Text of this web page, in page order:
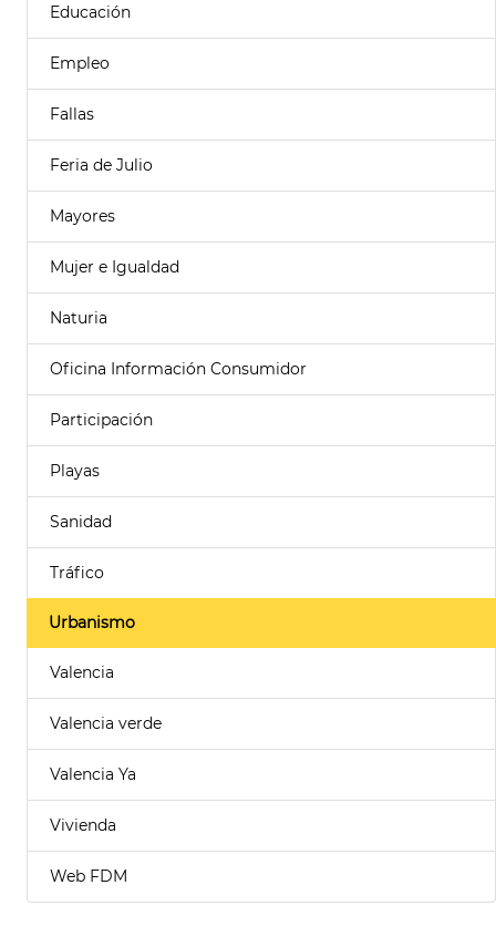
Educación
Empleo
Fallas
Feria de Julio
Mayores
Mujer e Igualdad
Naturia
Oficina Información Consumidor
Participación
Playas
Sanidad
Tráfico
Urbanismo
Valencia
Valencia verde
Valencia Ya
Vivienda
Web FDM